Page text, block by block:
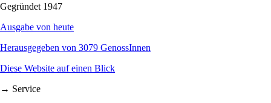
Gegründet 1947
Ausgabe von heute
Herausgegeben von 3079 GenossInnen
Diese Website auf einen Blick
→ Service